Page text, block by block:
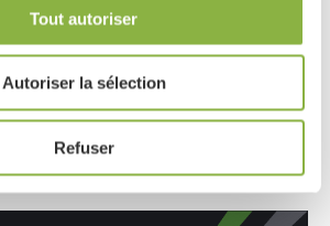
Tout autoriser
Autoriser la sélection
Refuser
lapolitique de confidentialité